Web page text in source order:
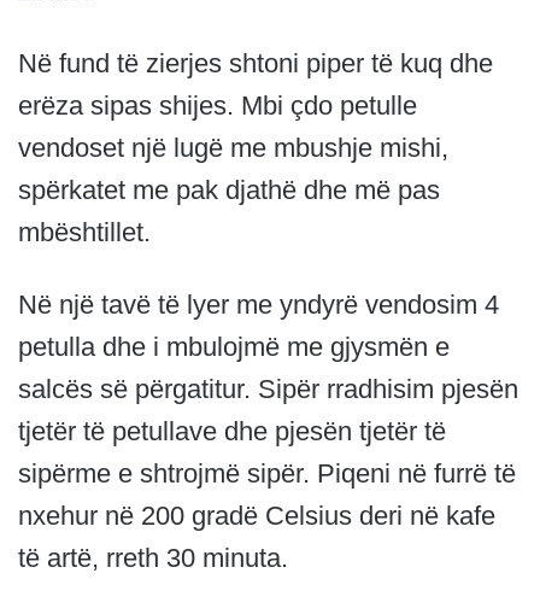
Në fund të zierjes shtoni piper të kuq dhe
erëza sipas shijes. Mbi çdo petulle
vendoset një lugë me mbushje mishi,
spërkatet me pak djathë dhe më pas
mbështillet.
Në një tavë të lyer me yndyrë vendosim 4
petulla dhe i mbulojmë me gjysmën e
salcës së përgatitur. Sipër rradhisim pjesën
tjetër të petullave dhe pjesën tjetër të
sipërme e shtrojmë sipër. Piqeni në furrë të
nxehur në 200 gradë Celsius deri në kafe
të artë, rreth 30 minuta.